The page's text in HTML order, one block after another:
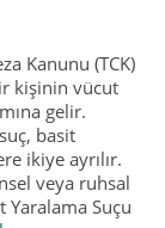
Kanunu (TCK)
kişinin vücut
gelir.
basit
ikiye ayrılır.
veya ruhsal
Yaralama Suçu